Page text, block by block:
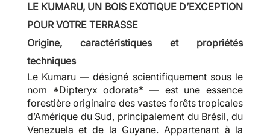
LE KUMARU, UN BOIS EXOTIQUE D’EXCEPTION
POUR VOTRE TERRASSE
Origine, caractéristiques et propriétés
techniques
Le Kumaru — désigné scientifiquement sous le
nom *Dipteryx odorata* — est une essence
forestière originaire des vastes forêts tropicales
d’Amérique du Sud, principalement du Brésil, du
Venezuela et de la Guyane. Appartenant à la